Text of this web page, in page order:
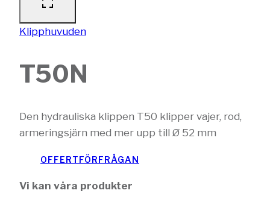
Klipphuvuden
T50N
Den hydrauliska klippen T50 klipper vajer, rod,
armeringsjärn med mer upp till Ø 52 mm
OFFERTFÖRFRÅGAN
Vi kan våra produkter